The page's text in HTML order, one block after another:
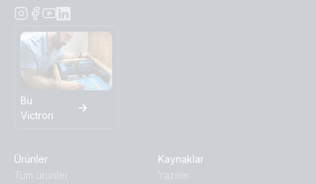
Bu
Victron
Ürünler
Tüm ürünler
Kaynaklar
Yazılım